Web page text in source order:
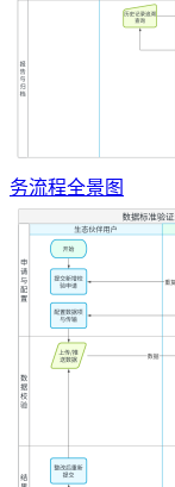
务流程全景图